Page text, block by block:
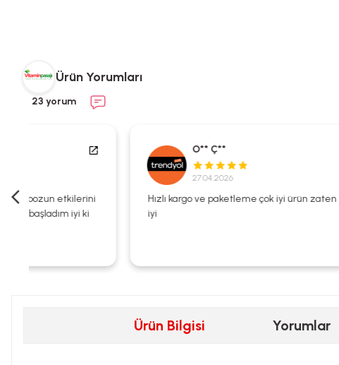
Ürün Yorumları
23 yorum
Hızlı kargo ve paketleme çok iyi ürün zaten kalitesi çok
iyi
Ürün Bilgisi Yorumlar